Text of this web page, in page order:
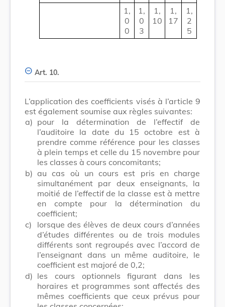
1,
0
0
1,
0
3
1,
10
1,
17
1,
2
5
Art. 10.
L’application des coefficients visés à l’article 9
est également soumise aux règles suivantes:
a) pour la détermination de l’effectif de
l’auditoire la date du 15 octobre est à
prendre comme référence pour les classes
à plein temps et celle du 15 novembre pour
les classes à cours concomitants;
b) au cas où un cours est pris en charge
simultanément par deux enseignants, la
moitié de l’effectif de la classe est à mettre
en compte pour la détermination du
coefficient;
c)
lorsque des élèves de deux cours d’années
d’études différentes ou de trois modules
différents sont regroupés avec l’accord de
l’enseignant dans un même auditoire, le
coefficient est majoré de 0,2;
d) les cours optionnels figurant dans les
horaires et programmes sont affectés des
mêmes coefficients que ceux prévus pour